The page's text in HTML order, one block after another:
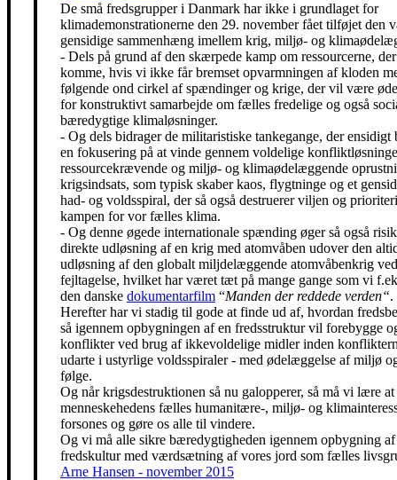
De små fredsgrupper i Danmark har ikke i grundlaget for
klimademonstrationerne den 29. november fået tilføjet den
gensidige sammenhæng imellem krig, miljø- og
- Dels på grund af den skærpede kamp om ressourcerne,
komme, hvis vi ikke får bremset opvarmningen af kloden
følgende ond cirkel af spændinger og krige, der vil være
for konstruktivt samarbejde om fælles fredelige og også
bæredygtige klimaløsninger.
- Og dels bidrager de militaristiske tankegange, der ensidigt
en fokusering på at vinde gennem voldelige
ressourcekrævende og miljø- og klimaødelæggende
krigsindsats, som typisk skaber kaos, flygtninge og et
had- og voldsspiral, der så også destruerer viljen og
kampen for vor fælles klima.
- Og denne øgede internationale spænding øger så også
direkte udløsning af en krig med atomvåben udover den
udløsning af den globalt miljdelæggende atomvåbenkrig
fejltagelse, hvilket har været tæt på mange gange som vi
den danske dokumentarfilm “Manden der reddede verden“.
Herefter har vi stadig til gode at finde ud af, hvordan
så igennem opbygningen af en fredsstruktur vil forebygge
konflikter ved brug af ikkevoldelige midler inden
udarte i ustyrlige voldsspiraler - med ødelæggelse af miljø
følge.
Og når krigsdestruktionen så nu galopperer, så må vi lære
menneskehedens fælles humanitære-, miljø- og
forsones og gøre os alle til vindere.
Og vi må alle sikre bæredygtigheden igennem opbygning af
fredskultur med værdsætning af vores jord som fælles
Arne Hansen - november 2015